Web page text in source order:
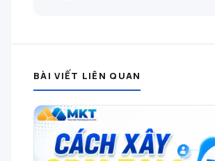
BÀI VIẾT LIÊN QUAN